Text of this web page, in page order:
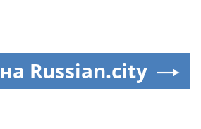
на Russian.city